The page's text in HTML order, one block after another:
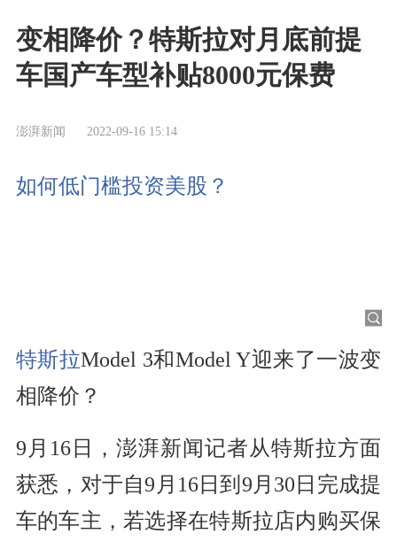
变相降价？特斯拉对月底前提
车国产车型补贴8000元保费
澎湃新闻 2022-09-16 15:14
如何低门槛投资美股？
特斯拉Model 3和Model Y迎来了一波变
相降价？
9月16日，澎湃新闻记者从特斯拉方面
获悉，对于自9月16日到9月30日完成提
车的车主，若选择在特斯拉店内购买保